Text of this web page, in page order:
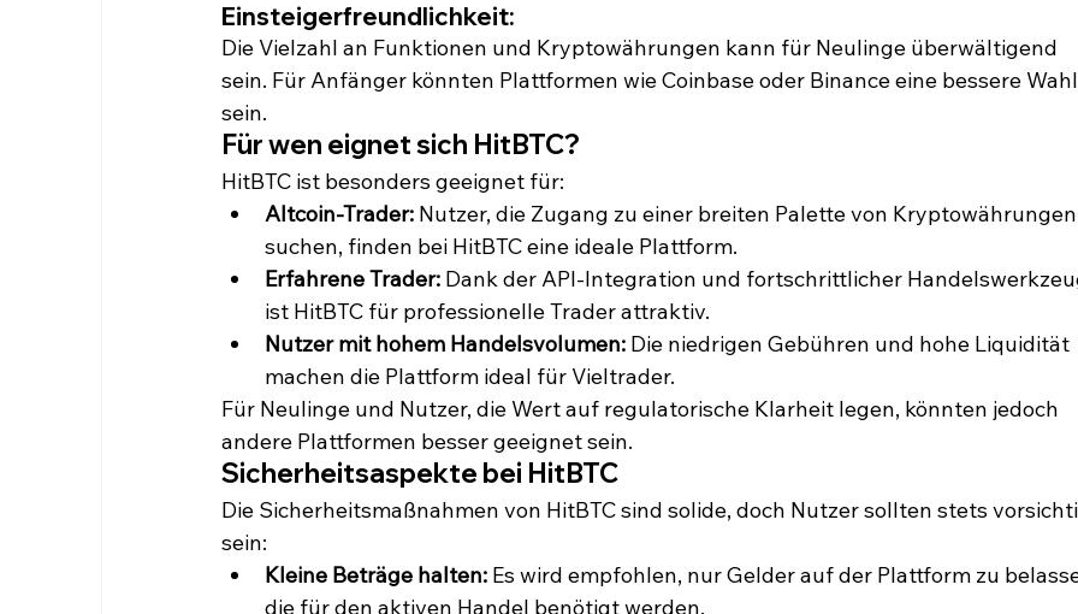
Einsteigerfreundlichkeit:
Die Vielzahl an Funktionen und Kryptowährungen kann für Neulinge überwältigend
sein. Für Anfänger könnten Plattformen wie Coinbase oder Binance eine bessere
sein.
Für wen eignet sich HitBTC?
HitBTC ist besonders geeignet für:
Altcoin-Trader: Nutzer, die Zugang zu einer breiten Palette von
suchen, finden bei HitBTC eine ideale Plattform.
Erfahrene Trader: Dank der API-Integration und fortschrittlicher
ist HitBTC für professionelle Trader attraktiv.
Nutzer mit hohem Handelsvolumen: Die niedrigen Gebühren und hohe Liquidität
machen die Plattform ideal für Vieltrader.
Für Neulinge und Nutzer, die Wert auf regulatorische Klarheit legen, könnten jedoch
andere Plattformen besser geeignet sein.
Sicherheitsaspekte bei HitBTC
Die Sicherheitsmaßnahmen von HitBTC sind solide, doch Nutzer sollten stets
sein:
Kleine Beträge halten: Es wird empfohlen, nur Gelder auf der Plattform zu
die für den aktiven Handel benötigt werden.